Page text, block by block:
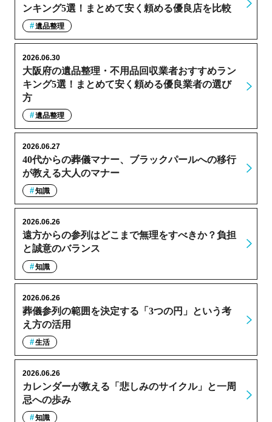
ンキング5選！まとめて安く頼める優良店を比較
遺品整理
大阪府の遺品整理・不用品回収業者おすすめラン
キング5選！まとめて安く頼める優良業者の選び
方
2026.06.30
遺品整理
40代からの葬儀マナー、ブラックパールへの移行
が教える大人のマナー
2026.06.27
知識
遠方からの参列はどこまで無理をすべきか？負担
と誠意のバランス
2026.06.26
知識
葬儀参列の範囲を決定する「3つの円」という考
え方の活用
2026.06.26
生活
カレンダーが教える「悲しみのサイクル」と一周
忌への歩み
2026.06.26
知識